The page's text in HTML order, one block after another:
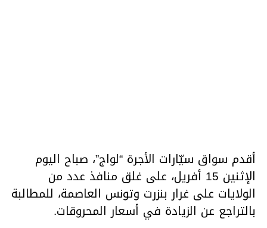
أقدم سواق سيّارات الأجرة “لواج”، صباح اليوم
الإثنين 15 أفريل، على غلق منافذ عدد من
الولايات على غرار بنزرت وتونس العاصمة، للمطالبة
بالتراجع عن الزيادة في أسعار المحروقات.